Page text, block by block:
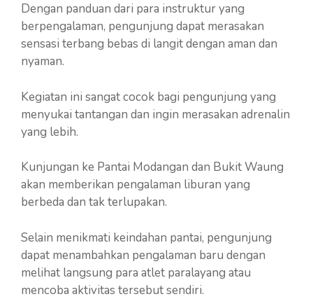
Dengan panduan dari para instruktur yang
berpengalaman, pengunjung dapat merasakan
sensasi terbang bebas di langit dengan aman dan
nyaman.
Kegiatan ini sangat cocok bagi pengunjung yang
menyukai tantangan dan ingin merasakan adrenalin
yang lebih.
Kunjungan ke Pantai Modangan dan Bukit Waung
akan memberikan pengalaman liburan yang
berbeda dan tak terlupakan.
Selain menikmati keindahan pantai, pengunjung
dapat menambahkan pengalaman baru dengan
melihat langsung para atlet paralayang atau
mencoba aktivitas tersebut sendiri.